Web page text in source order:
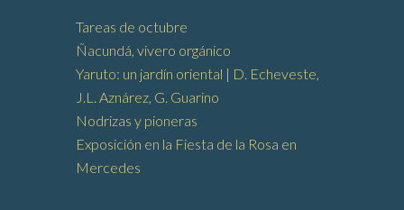
Tareas de octubre
Ñacundá, vivero orgánico
Yaruto: un jardín oriental | D. Echeveste,
J.L. Aznárez, G. Guarino
Nodrizas y pioneras
Exposición en la Fiesta de la Rosa en
Mercedes